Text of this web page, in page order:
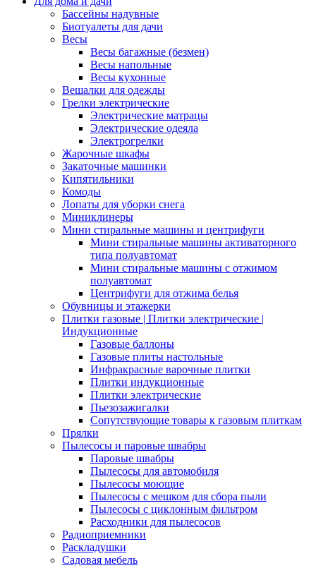
Бассейны надувные
Биотуалеты для дачи
Весы
Весы багажные (безмен)
Весы напольные
Весы кухонные
Вешалки для одежды
Грелки электрические
Электрические матрацы
Электрические одеяла
Электрогрелки
Жарочные шкафы
Закаточные машинки
Кипятильники
Комоды
Лопаты для уборки снега
Миниклинеры
Мини стиральные машины и центрифуги
Мини стиральные машины активаторного
типа полуавтомат
Мини стиральные машины с отжимом
полуавтомат
Центрифуги для отжима белья
Обувницы и этажерки
Плитки газовые | Плитки электрические |
Индукционные
Газовые баллоны
Газовые плиты настольные
Инфракрасные варочные плитки
Плитки индукционные
Плитки электрические
Пьезозажигалки
Сопутствующие товары к газовым плиткам
Прялки
Пылесосы и паровые швабры
Паровые швабры
Пылесосы для автомобиля
Пылесосы моющие
Пылесосы с мешком для сбора пыли
Пылесосы с циклонным фильтром
Расходники для пылесосов
Радиоприемники
Раскладушки
Садовая мебель